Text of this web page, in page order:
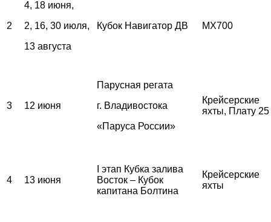
2
4, 18 июня,
2, 16, 30 июля,
13 августа
Кубок Навигатор ДВ MX700
3 12 июня
Парусная регата
г. Владивостока
«Паруса России»
Крейсерские
яхты, Плату 25
4 13 июня
I этап Кубка залива
Восток – Кубок
капитана Болтина
Крейсерские
яхты